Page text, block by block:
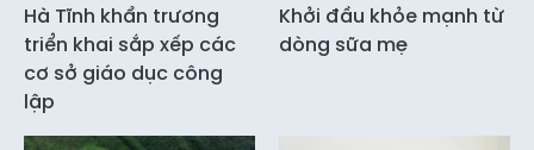
Hà Tĩnh khẩn trương
triển khai sắp xếp các
cơ sở giáo dục công
lập
Khởi đầu khỏe mạnh từ
dòng sữa mẹ